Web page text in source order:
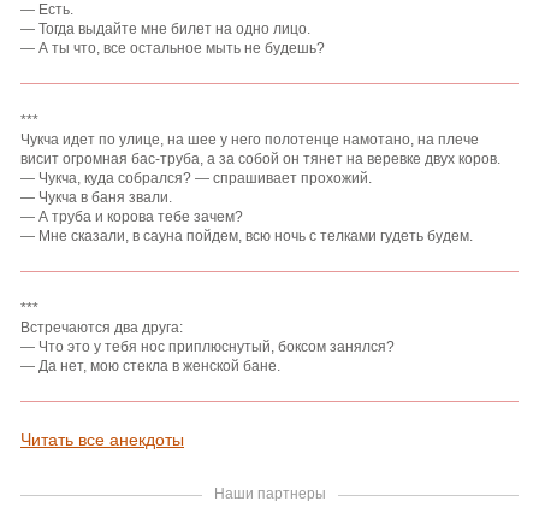
— Есть.
— Тогда выдайте мне билет на одно лицо.
— А ты что, все остальное мыть не будешь?
***
Чукча идет по улице, на шее у него полотенце намотано, на плече
висит огромная бас-труба, а за собой он тянет на веревке двух коров.
— Чукча, куда собрался? — спрашивает прохожий.
— Чукча в баня звали.
— А труба и корова тебе зачем?
— Мне сказали, в сауна пойдем, всю ночь с телками гудеть будем.
***
Встречаются два друга:
— Что это у тебя нос приплюснутый, боксом занялся?
— Да нет, мою стекла в женской бане.
Читать все анекдоты
Наши партнеры